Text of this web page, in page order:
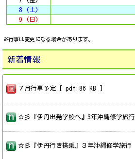
8 (土)
9 (日)
※行事は変更になる場合があります。
新着情報
７月行事予定 [ pdf 86 KB ]
☆彡『伊丹出発学校へ』3年沖縄修学旅行
☆彡『伊丹行き搭乗』３年沖縄修学旅行